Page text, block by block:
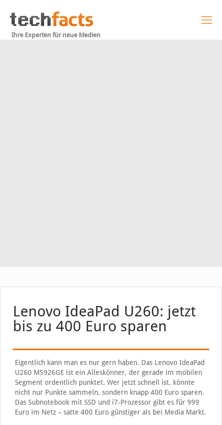
Ihre Experten für neue Medien
Lenovo IdeaPad U260: jetzt
bis zu 400 Euro sparen
Eigentlich kann man es nur gern haben. Das Lenovo IdeaPad
U260 M5926GE ist ein Alleskönner, der gerade im mobilen
Segment ordentlich punktet. Wer jetzt schnell ist, könnte
nicht nur Punkte sammeln, sondern knapp 400 Euro sparen.
Das Subnotebook mit SSD und i7-Prozessor gibt es für 999
Euro im Netz – satte 400 Euro günstiger als bei Media Markt.